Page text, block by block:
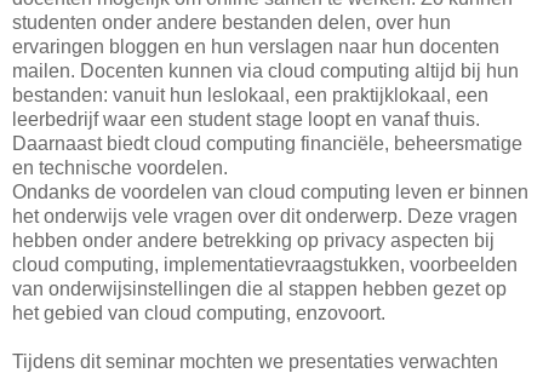
studenten onder andere bestanden delen, over hun
ervaringen bloggen en hun verslagen naar hun docenten
mailen. Docenten kunnen via cloud computing altijd bij hun
bestanden: vanuit hun leslokaal, een praktijklokaal, een
leerbedrijf waar een student stage loopt en vanaf thuis.
Daarnaast biedt cloud computing financiële, beheersmatige
en technische voordelen.
Ondanks de voordelen van cloud computing leven er binnen
het onderwijs vele vragen over dit onderwerp. Deze vragen
hebben onder andere betrekking op privacy aspecten bij
cloud computing, implementatievraagstukken, voorbeelden
van onderwijsinstellingen die al stappen hebben gezet op
het gebied van cloud computing, enzovoort.
Tijdens dit seminar mochten we presentaties verwachten